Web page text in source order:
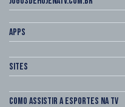
Apps
Sites
Como assistir a esportes na TV